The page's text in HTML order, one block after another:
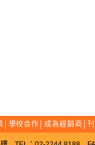
學校合作 │成為經銷商 │